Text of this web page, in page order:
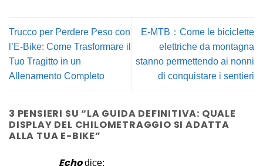
Trucco per Perdere Peso con
l’E-Bike: Come Trasformare il
Tuo Tragitto in un
Allenamento Completo
E-MTB：Come le biciclette
elettriche da montagna
stanno permettendo ai nonni
di conquistare i sentieri
3 PENSIERI SU “LA GUIDA DEFINITIVA: QUALE
DISPLAY DEL CHILOMETRAGGIO SI ADATTA
ALLA TUA E-BIKE”
Echo dice: